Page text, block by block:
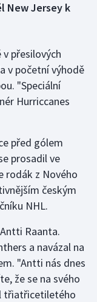
New Jersey k
přesilových
v početní výhodě
"Speciální
Hurriccanes
před gólem
prosadil ve
rodák z Nového
českým
NHL.
Raanta.
a navázal na
"Antti nás dnes
že se na svého
třiatřicetiletého